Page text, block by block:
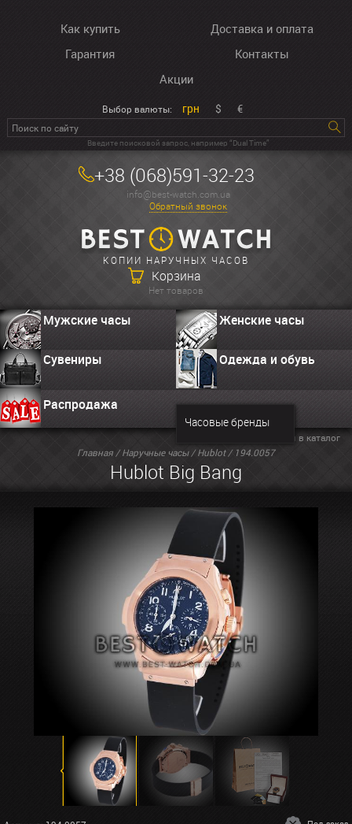
Как купить
Доставка и оплата
Гарантия
Контакты
Акции
Выбор валюты: грн $ €
Введите поисковой запрос, например “Dual Time”
+38 (068)591-32-23
info@best-watch.com.ua
Обратный звонок
КОПИИ НАРУЧНЫХ ЧАСОВ
Корзина
Нет товаров
Мужские часы Женские часы
Сувениры Одежда и обувь
Распродажа
Часовые бренды
Главная /Наручные часы/Hublot/ 194.0057
Hublot Big Bang
Вернуться в каталог